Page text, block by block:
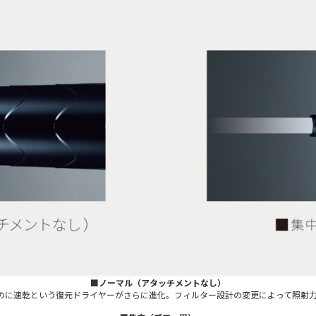
■ノーマル（アタッチメントなし）
に速乾という復元ドライヤーがさらに進化。フィルター設計の変更によって照射